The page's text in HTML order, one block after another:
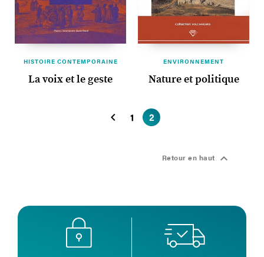
HISTOIRE CONTEMPORAINE
La voix et le geste
ENVIRONNEMENT
Nature et politique
 1 2
Retour en haut 